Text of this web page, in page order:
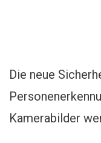
Die neue
Kamerabilder